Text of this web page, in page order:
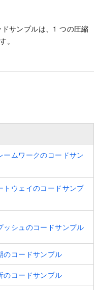
サンプルは、1 つの圧縮
。
ームワークのコードサン
トウェイのコードサンプ
ッシュのコードサンプル
のコードサンプル
のコードサンプル